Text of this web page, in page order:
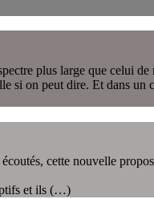
plus large que celui
si on peut dire. Et dans un
cette nouvelle
et ils (…)